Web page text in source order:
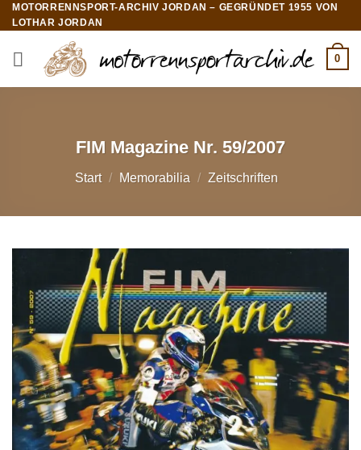
Zum
Inhalt
springen
MOTORRENNSPORT-ARCHIV JORDAN – GEGRÜNDET 1955 VON
LOTHAR JORDAN
0
FIM Magazine Nr. 59/2007
Start / Memorabilia / Zeitschriften